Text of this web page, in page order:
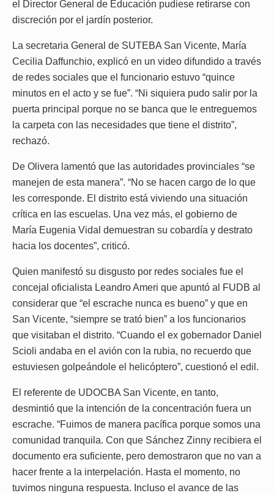
el Director General de Educación pudiese retirarse con
discreción por el jardín posterior.
La secretaria General de SUTEBA San Vicente, María
Cecilia Daffunchio, explicó en un video difundido a través
de redes sociales que el funcionario estuvo “quince
minutos en el acto y se fue”. “Ni siquiera pudo salir por la
puerta principal porque no se banca que le entreguemos
la carpeta con las necesidades que tiene el distrito”,
rechazó.
De Olivera lamentó que las autoridades provinciales “se
manejen de esta manera”. “No se hacen cargo de lo que
les corresponde. El distrito está viviendo una situación
crítica en las escuelas. Una vez más, el gobierno de
María Eugenia Vidal demuestran su cobardía y destrato
hacia los docentes”, criticó.
Quien manifestó su disgusto por redes sociales fue el
concejal oficialista Leandro Ameri que apuntó al FUDB al
considerar que “el escrache nunca es bueno” y que en
San Vicente, “siempre se trató bien” a los funcionarios
que visitaban el distrito. “Cuando el ex gobernador Daniel
Scioli andaba en el avión con la rubia, no recuerdo que
estuviesen golpeándole el helicóptero”, cuestionó el edil.
El referente de UDOCBA San Vicente, en tanto,
desmintió que la intención de la concentración fuera un
escrache. “Fuimos de manera pacífica porque somos una
comunidad tranquila. Con que Sánchez Zinny recibiera el
documento era suficiente, pero demostraron que no van a
hacer frente a la interpelación. Hasta el momento, no
tuvimos ninguna respuesta. Incluso el avance de las